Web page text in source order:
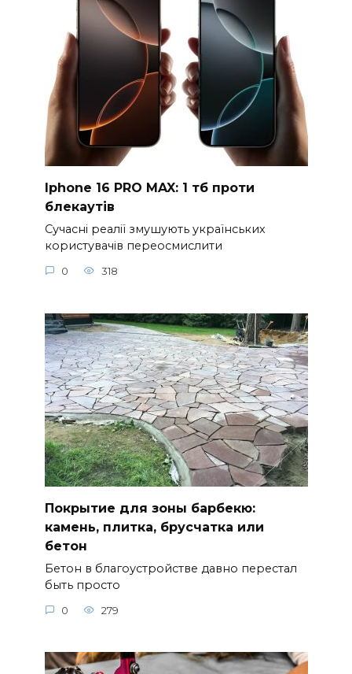
Iphone 16 PRO MAX: 1 тб проти
блекаутів
Сучасні реалії змушують українських
користувачів переосмислити
0 318
Покрытие для зоны барбекю:
камень, плитка, брусчатка или
бетон
Бетон в благоустройстве давно перестал
быть просто
0 279